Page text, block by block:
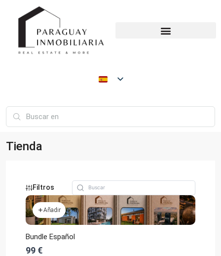
Tienda
Filtros
Añadir
Bundle Español
99 €